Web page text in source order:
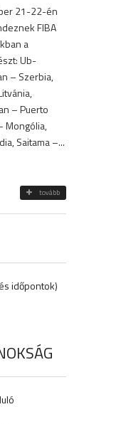
21-22-én
FIBA
a
Ub-
– Szerbia,
– Puerto
Mongólia,
Saitama –...
tovább
időpontok)